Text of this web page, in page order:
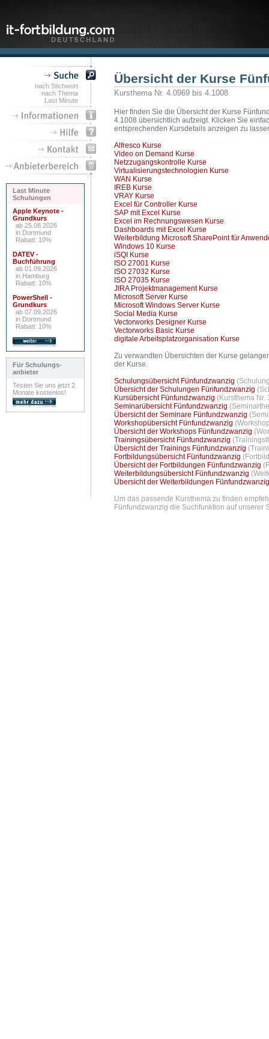
nach Stichwort
nach Thema
Last Minute
Last Minute
Schulungen
Apple Keynote -
Grundkurs
ab 25.08.2026
in Dortmund
Rabatt: 10%
DATEV -
Buchführung
ab 01.09.2026
in Hamburg
Rabatt: 10%
PowerShell -
Grundkurs
ab 07.09.2026
in Dortmund
Rabatt: 10%
Für Schulungs-
anbieter
Testen Sie uns jetzt 2
Monate kostenlos!
Übersicht der Kurse
Kursthema Nr. 4.0969 bis 4.1008
Hier finden Sie die Übersicht der Kurse
4.1008 übersichtlich aufzeigt. Klicken Sie
entsprechenden Kursdetails anzeigen zu
Alfresco Kurse
Video on Demand Kurse
Netzzugangskontrolle Kurse
Virtualisierungstechnologien Kurse
WAN Kurse
IREB Kurse
VRAY Kurse
Excel für Controller Kurse
SAP mit Excel Kurse
Excel im Rechnungswesen Kurse
Dashboards mit Excel Kurse
Weiterbildung Microsoft SharePoint für
Windows 10 Kurse
iSQI Kurse
ISO 27001 Kurse
ISO 27032 Kurse
ISO 27035 Kurse
JIRA Projektmanagement Kurse
Microsoft Server Kurse
Microsoft Windows Server Kurse
Social Media Kurse
Vectorworks Designer Kurse
Vectorworks Basic Kurse
digitale Arbeitsplatzorganisation Kurse
Zu verwandten Übersichten der Kurse
der Kurse.
Schulungsübersicht Fünfundzwanzig
Übersicht der Schulungen Fünfundzwanzig
Kursübersicht Fünfundzwanzig (Kursthema Nr.
Seminarübersicht Fünfundzwanzig
Übersicht der Seminare Fünfundzwanzig
Workshopübersicht Fünfundzwanzig
Übersicht der Workshops Fünfundzwanzig
Trainingsübersicht Fünfundzwanzig
Übersicht der Trainings Fünfundzwanzig
Fortbildungsübersicht Fünfundzwanzig
Übersicht der Fortbildungen Fünfundzwanzig
Weiterbildungsübersicht Fünfundzwanzig
Übersicht der Weiterbildungen
Um das passende Kursthema zu finden
Fünfundzwanzig die Suchfunktion auf unserer